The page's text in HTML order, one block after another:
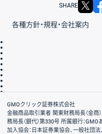
SHARE
各種方針・規程・会社案内
会社案内
GMOクリック証券株式会社
金融商品取引業者 関東財務局長（金
務局長（銀代）第330号 所属銀行：
加入協会：日本証券業協会、一般社団